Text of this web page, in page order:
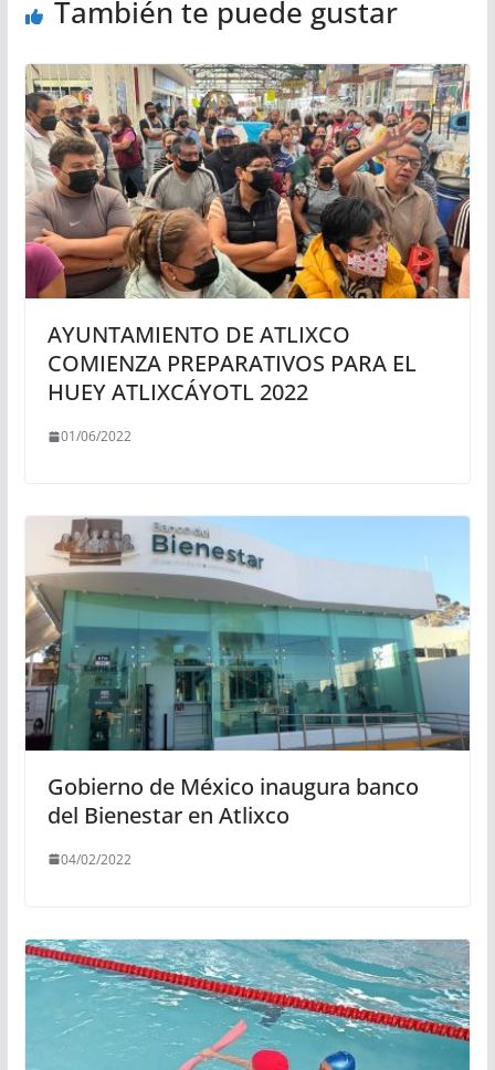
También te puede gustar
AYUNTAMIENTO DE ATLIXCO
COMIENZA PREPARATIVOS PARA EL
HUEY ATLIXCÁYOTL 2022
01/06/2022
Gobierno de México inaugura banco
del Bienestar en Atlixco
04/02/2022